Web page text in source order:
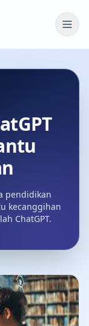
pendidikan
kecanggihan
ChatGPT.